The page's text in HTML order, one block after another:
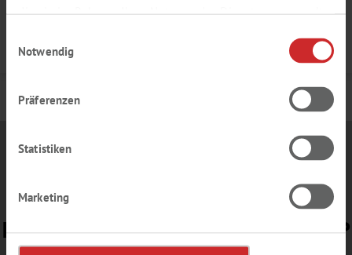
die sie im Rahmen Ihrer Nutzung der Dienste gesammelt
Notwendig
Präferenzen
Statistiken
Marketing
Details
BEREIT FÜR UNSEREE-NEWS?